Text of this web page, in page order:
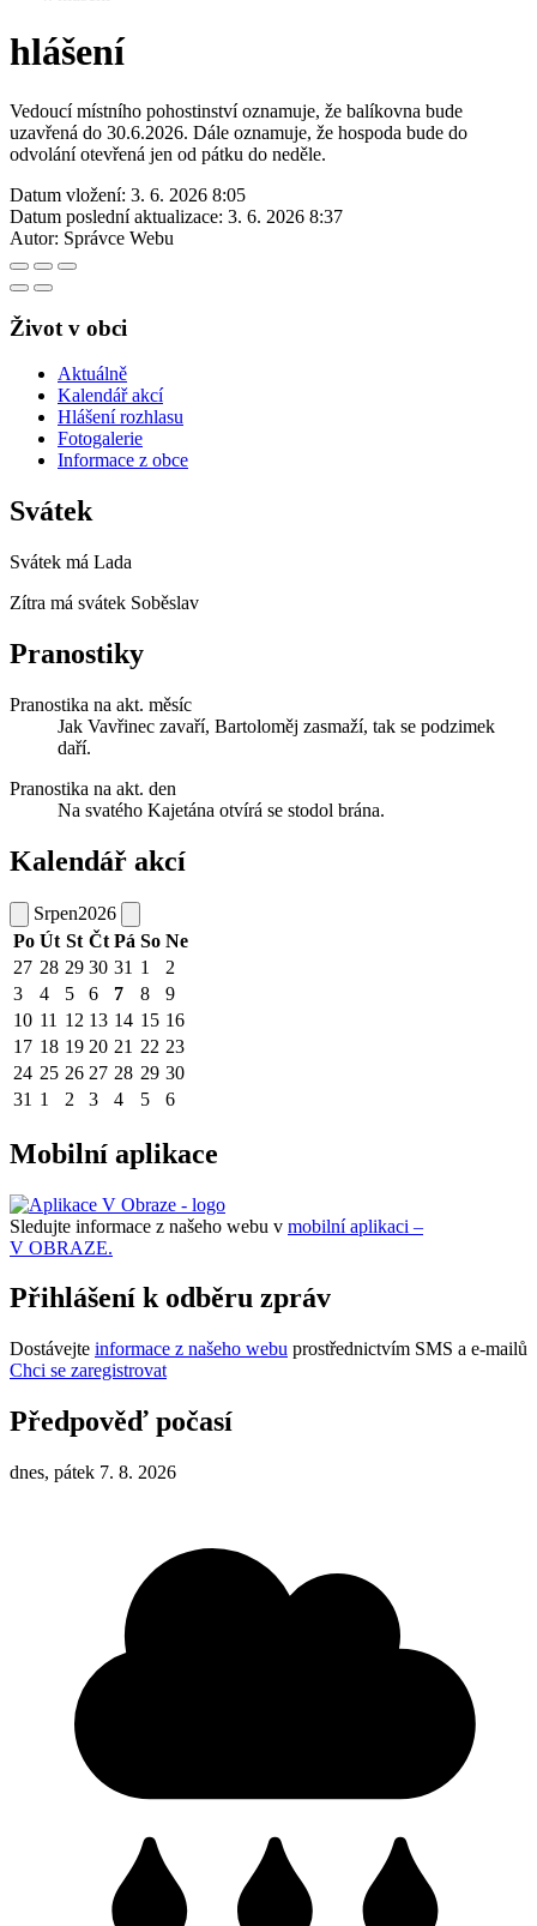
hlášení
Vedoucí místního pohostinství oznamuje, že balíkovna bude
uzavřená do 30.6.2026. Dále oznamuje, že hospoda bude do
odvolání otevřená jen od pátku do neděle.
Datum vložení: 3. 6. 2026 8:05
Datum poslední aktualizace: 3. 6. 2026 8:37
Autor: Správce Webu
Život v obci
Aktuálně
Kalendář akcí
Hlášení rozhlasu
Fotogalerie
Informace z obce
Svátek
Svátek má Lada
Zítra má svátek Soběslav
Pranostiky
Pranostika na akt. měsíc
Jak Vavřinec zavaří, Bartoloměj zasmaží, tak se podzimek
daří.
Pranostika na akt. den
Na svatého Kajetána otvírá se stodol brána.
Kalendář akcí
Srpen2026
Po Út St Čt Pá So Ne
27 28 29 30 31 1
2
3
4 5 6 7 8
9
10 11 12 13 14 15 16
17 18 19 20 21 22 23
24 25 26 27 28 29 30
31 1 2 3 4 5 6
Mobilní aplikace
Sledujte informace z našeho webu v mobilní aplikaci –
V OBRAZE.
Přihlášení k odběru zpráv
Dostávejte informace z našeho webu prostřednictvím SMS a e-mailů
Chci se zaregistrovat
Předpověď počasí
dnes, pátek 7. 8. 2026